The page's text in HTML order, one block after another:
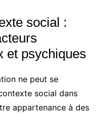
social :
et psychiques
ne peut se
social dans
appartenance à des